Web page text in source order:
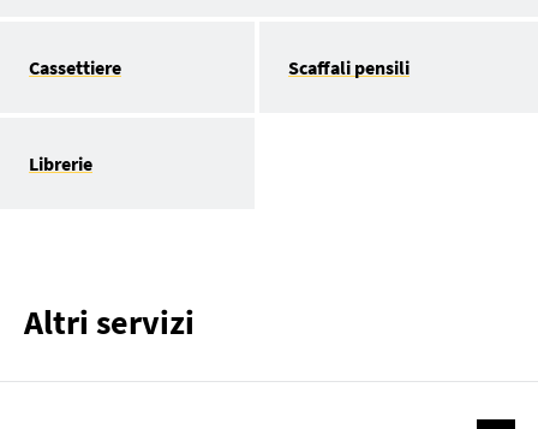
Cassettiere Scaffali pensili
Librerie
Altri servizi